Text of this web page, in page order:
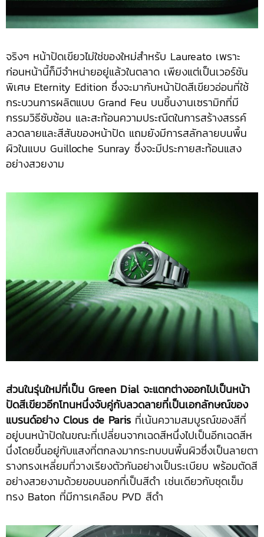
จริงๆ หน้าปัดเขียวไม่ใช่ของใหม่สำหรับ Laureato เพราะ
ก่อนหน้านี้ก็มีจำหน่ายอยู่แล้วในตลาด เพียงแต่เป็นเวอร์ชัน
พิเศษ Eternity Edition ซึ่งจะมากับหน้าปัดสีเขียวอ่อนที่ใช้
กระบวนการผลิตแบบ Grand Feu บนชิ้นงานเซรามิกที่มี
กรรมวิธีซับซ้อน และสะท้อนความประณีตในการสร้างสรรค์
ลวดลายและสีสันของหน้าปัด แถมยังมีการสลักลายบนพื้น
ผิวในแบบ Guilloche Sunray ซึ่งจะมีประกายสะท้อนแสง
อย่างสวยงาม
ส่วนในรุ่นใหม่ที่เป็น Green Dial จะแตกต่างออกไปเป็นหน้า
ปัดสีเขียวอีกโทนหนึ่งจับคู่กับลวดลายที่เป็นเอกลักษณ์ของ
แบรนด์อย่าง Clous de Paris ที่เน้นความสมบูรณ์ของสีที่
อยู่บนหน้าปัดในขณะที่เปลี่ยนจากเฉดสีหนึ่งไปเป็นอีกเฉดสีห
นึ่งโดยขึ้นอยู่กับแสงที่ตกลงมากระทบบนพื้นผิวซึ่งเป็นลายตา
รางทรงเหลี่ยมที่วางเรียงตัวกันอย่างเป็นระเบียบ พร้อมตัดสี
อย่างสวยงามด้วยขอบนอกที่เป็นสีดำ เช่นเดียวกับชุดเข็ม
ทรง Baton ที่มีการเคลือบ PVD สีดำ